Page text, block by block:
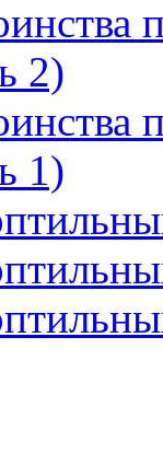
2)
1)